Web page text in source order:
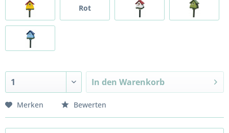
Rot
In den Warenkorb
Merken Bewerten